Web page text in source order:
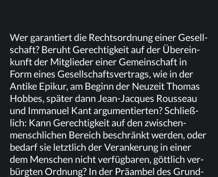
Wer ga­ran­tiert die Rechts­ord­nung ei­ner Ge­sell­
schaft? Be­ruht Ge­rech­tig­keit auf der Über­ein­
kunft der Mit­glie­der ei­ner Ge­mein­schaft in
Form ei­nes Ge­sell­schafts­ver­trags, wie in der
An­ti­ke Epi­kur, am Be­ginn der Neu­zeit Tho­mas
Hob­bes, spä­ter dann Jean-Jac­ques Rous­se­au
und Im­ma­nu­el Kant ar­gu­men­tier­ten? Schließ­
lich: Kann Ge­rech­tig­keit auf den zwi­schen­
mensch­li­chen Be­reich be­schränkt wer­den, oder
be­darf sie letzt­lich der Ver­an­ke­rung in ei­ner
dem Men­schen nicht ver­füg­ba­ren, gött­lich ver­
bürg­ten Ord­nung? In der Prä­am­bel des Grund­